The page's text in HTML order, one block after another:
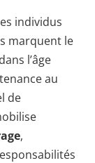
individus
marquent le
l’âge
au
de
,